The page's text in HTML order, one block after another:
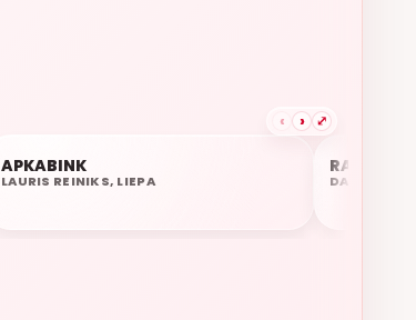
02:02
APKABINK
LAURIS REINIKS, LIEPA
RAUDONI
DAR
‹ › ⤢